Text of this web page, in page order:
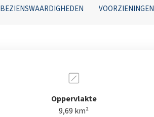
BEZIENSWAARDIGHEDEN VOORZIENINGEN
Oppervlakte
9,69 km²